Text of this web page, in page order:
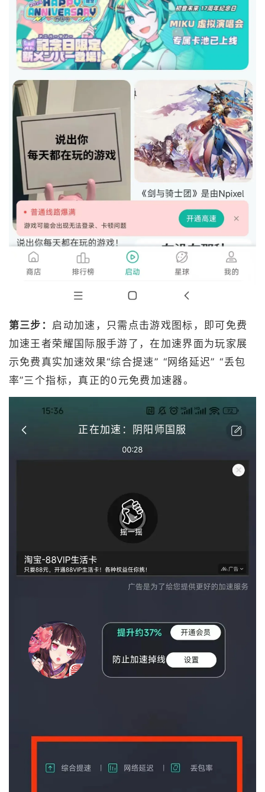
第三步： 启动加速，只需点击游戏图标，即可免费
加速王者荣耀国际服手游了，在加速界面为玩家展
示免费真实加速效果“综合提速” “网络延迟” “丢包
率”三个指标，真正的0元免费加速器。
正在加速：阴阳师国服